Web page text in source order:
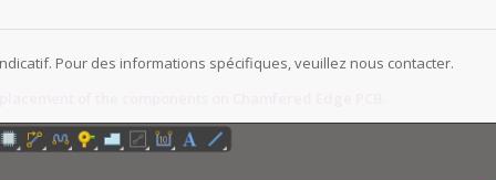
Pour des informations spécifiques, veuillez nous contacter.